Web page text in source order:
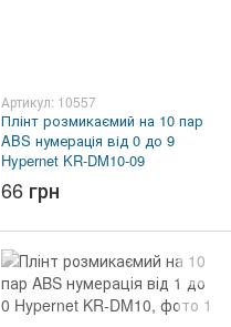
Артикул: 10557
Плінт розмикаємий на 10 пар
ABS нумерація від 0 до 9
Hypernet KR-DM10-09
66 грн